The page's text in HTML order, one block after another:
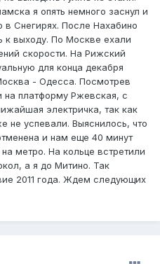
я опять немного заснул и
в Снегирях. После Нахабино
к выходу. По Москве ехали
скорости. На Рижский
для конца декабря
- Одесса. Посмотрев
на платформу Ржевская, с
электричка, так как
не успевали. Выяснилось, что
и нам еще 40 минут
метро. На кольце встретили
а я до Митино. Так
2011 года. Ждем следующих